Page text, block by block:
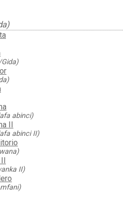
abinci)
II
abinci II)
II)